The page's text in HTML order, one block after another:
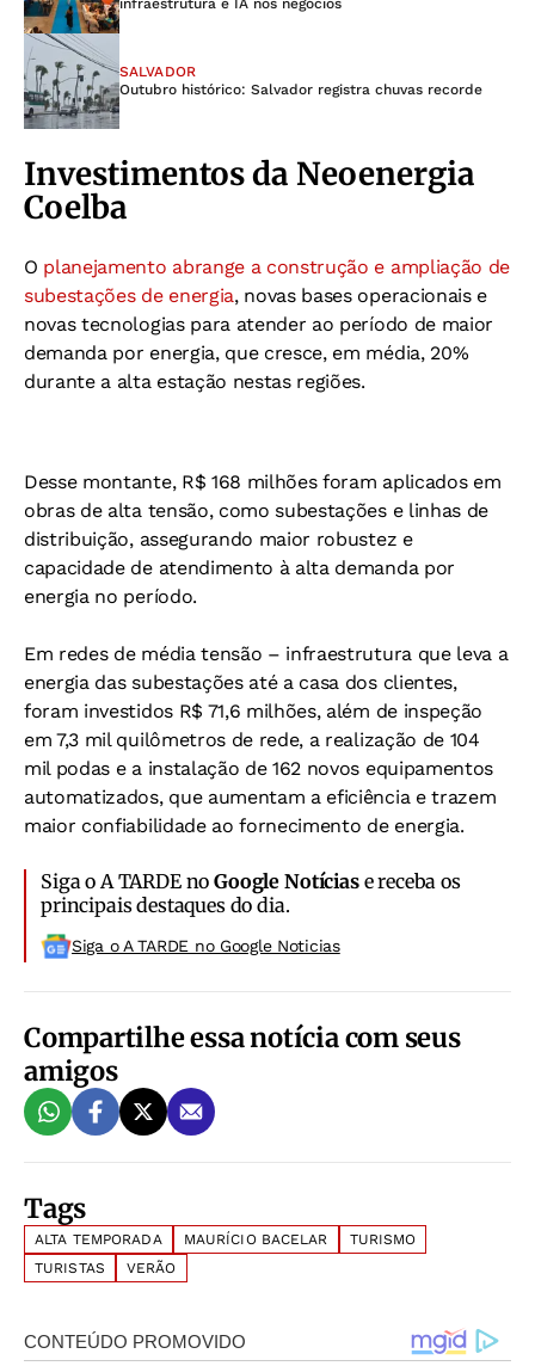
infraestrutura e IA nos negócios
SALVADOR
Outubro histórico: Salvador registra chuvas recorde
Investimentos da Neoenergia
Coelba
O planejamento abrange a construção e ampliação de
subestações de energia, novas bases operacionais e
novas tecnologias para atender ao período de maior
demanda por energia, que cresce, em média, 20%
durante a alta estação nestas regiões.
Desse montante, R$ 168 milhões foram aplicados em
obras de alta tensão, como subestações e linhas de
distribuição, assegurando maior robustez e
capacidade de atendimento à alta demanda por
energia no período.
Em redes de média tensão – infraestrutura que leva a
energia das subestações até a casa dos clientes,
foram investidos R$ 71,6 milhões, além de inspeção
em 7,3 mil quilômetros de rede, a realização de 104
mil podas e a instalação de 162 novos equipamentos
automatizados, que aumentam a eficiência e trazem
maior confiabilidade ao fornecimento de energia.
Siga o A TARDE noGoogle Notíciase receba os
principais destaques do dia.
Siga o A TARDE no Google Noticias
Compartilhe essa notícia com seus
amigos
Tags
ALTA TEMPORADA MAURÍCIO BACELAR
TURISMO
TURISTAS
VERÃO